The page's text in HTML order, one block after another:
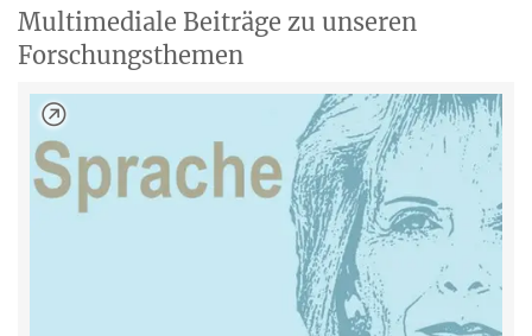
Multimediale Beiträge zu unseren
Forschungsthemen